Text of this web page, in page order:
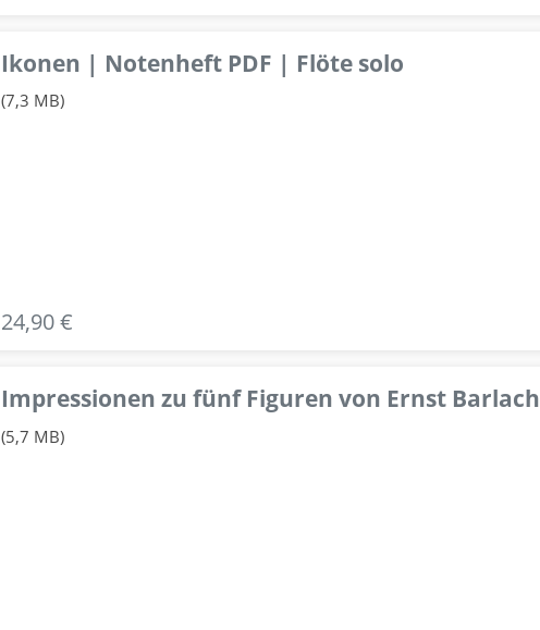
Ikonen | Notenheft PDF | Flöte solo
(7,3 MB)
24,90 €
Impressionen zu fünf Figuren von Ernst Barlach
(5,7 MB)